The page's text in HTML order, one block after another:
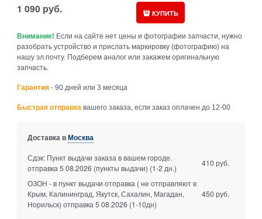
1 090 руб. КУПИТЬ
Внимание! Если на сайте нет цены и фотографии запчасти, нужно
разобрать устройство и прислать маркировку (фотографию) на
нашу эл.почту. Подберем аналог или закажем оригинальную
запчасть.
Гарантия - 90 дней или 3 месяца
Быстрая отправка вашего заказа, если заказ оплачен до 12-00
Доставка вМосква
Сдэк: Пункт выдачи заказа в вашем городе.
отправка 5 08.2026 (пункты выдачи) (1-2 дн.)
410 руб.
ОЗОН - в пункт выдачи отправка ( не отправляют в
Крым, Калининград, Якутск, Сахалин, Магадан,
Норильск) отправка 5 08.2026 (1-10дн)
450 руб.